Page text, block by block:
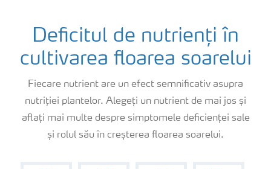
Deficitul de nutrienți în
cultivarea floarea soarelui
Fiecare nutrient are un efect semnificativ asupra
nutriției plantelor. Alegeți un nutrient de mai jos și
aflați mai multe despre simptomele deficienței sale
și rolul său în creșterea floarea soarelui.